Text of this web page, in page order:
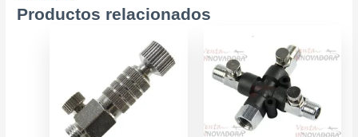
Productos relacionados